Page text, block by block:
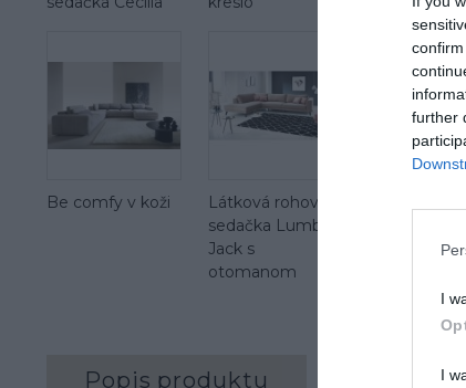
further
I
I
Be comfy v koži
Látková rohová
sedačka Lumber
Jack s
otomanom
Popis produktu Recenzie